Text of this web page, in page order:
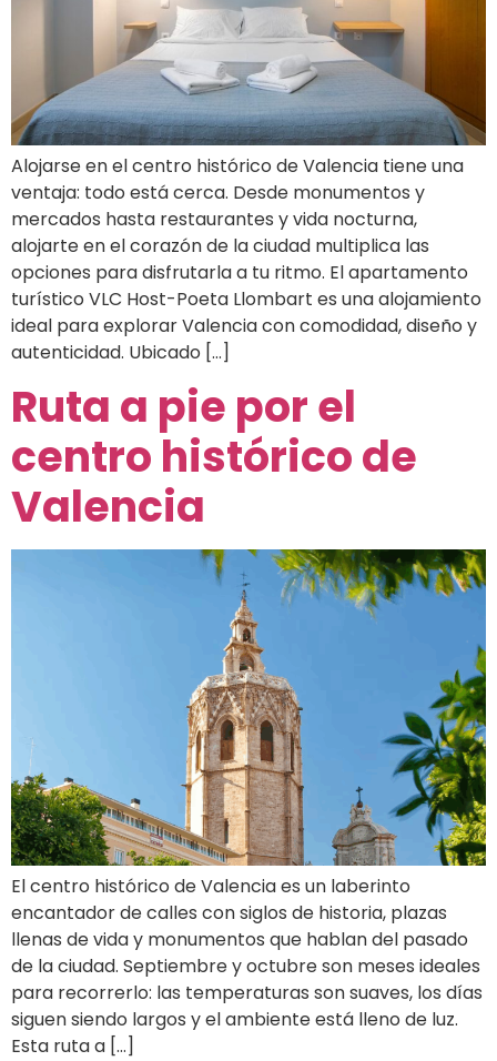
Alojarse en el centro histórico de Valencia tiene una
ventaja: todo está cerca. Desde monumentos y
mercados hasta restaurantes y vida nocturna,
alojarte en el corazón de la ciudad multiplica las
opciones para disfrutarla a tu ritmo. El apartamento
turístico VLC Host-Poeta Llombart es una alojamiento
ideal para explorar Valencia con comodidad, diseño y
autenticidad. Ubicado […]
Ruta a pie por el
centro histórico de
Valencia
El centro histórico de Valencia es un laberinto
encantador de calles con siglos de historia, plazas
llenas de vida y monumentos que hablan del pasado
de la ciudad. Septiembre y octubre son meses ideales
para recorrerlo: las temperaturas son suaves, los días
siguen siendo largos y el ambiente está lleno de luz.
Esta ruta a […]